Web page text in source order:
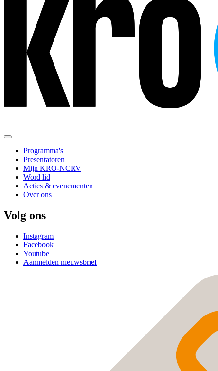
Programma's
Presentatoren
Mijn KRO-NCRV
Word lid
Acties & evenementen
Over ons
Volg ons
Instagram
Facebook
Youtube
Aanmelden nieuwsbrief